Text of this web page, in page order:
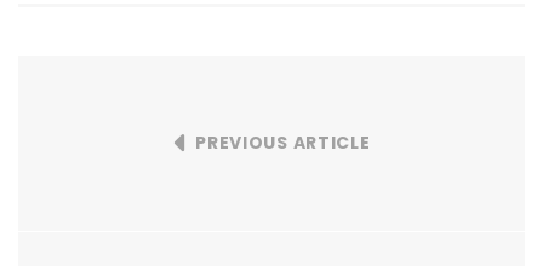
PREVIOUS ARTICLE